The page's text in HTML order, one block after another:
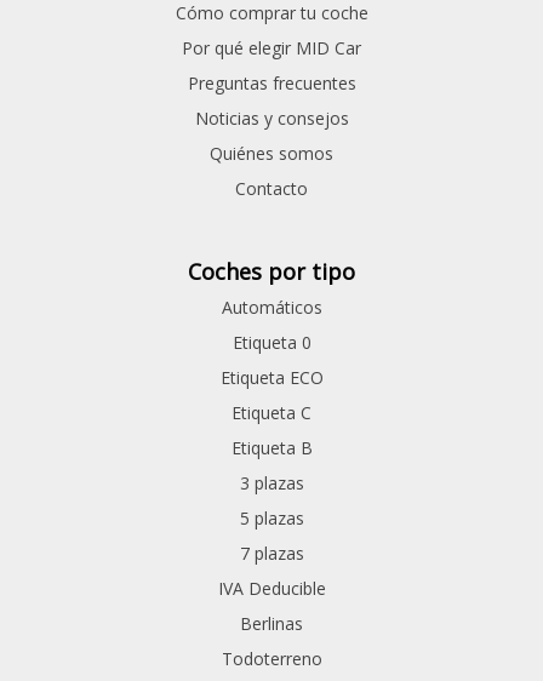
Cómo comprar tu coche
Por qué elegir MID Car
Preguntas frecuentes
Noticias y consejos
Quiénes somos
Contacto
Coches por tipo
Automáticos
Etiqueta 0
Etiqueta ECO
Etiqueta C
Etiqueta B
3 plazas
5 plazas
7 plazas
IVA Deducible
Berlinas
Todoterreno